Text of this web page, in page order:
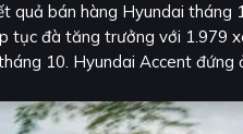
quả bán hàng Hyundai
tục đà tăng trưởng với 1.979
10. Hyundai Accent đứng